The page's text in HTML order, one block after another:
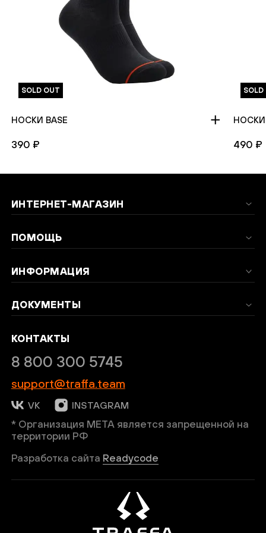
SOLD OUT
НОСКИ BASE
390 ₽
SOLD
НОСКИ
490 ₽
ИНТЕРНЕТ-МАГАЗИН
ПОМОЩЬ
ИНФОРМАЦИЯ
ДОКУМЕНТЫ
КОНТАКТЫ
8 800 300 5745
support@traffa.team
VK INSTAGRAM
* Организация META является запрещенной на
территории РФ
Разработка сайта Readycode